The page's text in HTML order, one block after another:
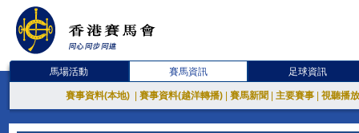
馬場活動 賽馬資訊 足球資訊
賽事資料(本地) 賽事資料(越洋轉播) 賽馬新聞 主要賽事 視聽播